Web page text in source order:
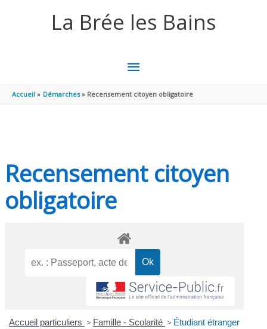
La Brée les Bains
MENU
PRINCIPAL
Accueil Démarches Recensement citoyen obligatoire
Recensement citoyen
obligatoire
Accueil particuliers > Famille - Scolarité > Étudiant étranger